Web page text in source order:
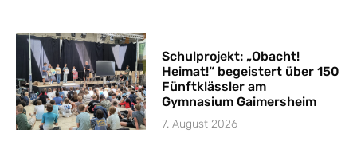
Schulprojekt: „Obacht!
Heimat!“ begeistert über 150
Fünftklässler am
Gymnasium Gaimersheim
7. August 2026